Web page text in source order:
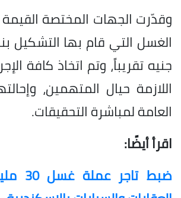
وقدّرت الجهات المختصة القيمة
جنيه تقريباً، وتم اتخاذ كافة
اللازمة حيال المتهمين،
العامة لمباشرة التحقيقات.
اقرأ أيضًا:
ضبط